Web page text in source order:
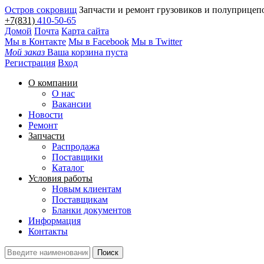
Остров сокровищ Запчасти и ремонт грузовиков и
+7(831) 410-50-65
Домой Почта Карта сайта
Мы в Контакте Мы в Facebook Мы в Twitter
Мой заказ Ваша корзина пуста
Регистрация Вход
О компании
О нас
Вакансии
Новости
Ремонт
Запчасти
Распродажа
Поставщики
Каталог
Условия работы
Новым клиентам
Поставщикам
Бланки документов
Информация
Контакты